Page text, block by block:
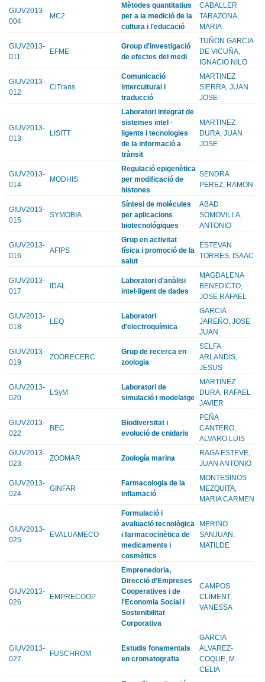
GIUV2013-
004
MC2
Mètodes quantitatius
per a la medició de la
cultura i l'educació
CABALLER
TARAZONA,
MARIA
GIUV2013-
011
EFME
Group d'investigació
de efectes del medi
TUÑON GARCIA
DE VICUÑA,
IGNACIO NILO
GIUV2013-
012
CiTrans
Comunicació
intercultural i
traducció
MARTINEZ
SIERRA, JUAN
JOSE
GIUV2013-
013
LISITT
Laboratori integrat de
sistemes intel ·
ligents i tecnologies
de la informació a
trànsit
MARTINEZ
DURA, JUAN
JOSE
GIUV2013-
014
MODHIS
Regulació epigenètica
per modificació de
histones
SENDRA
PEREZ, RAMON
GIUV2013-
015
SYMOBIA
Síntesi de molècules
per aplicacions
biotecnológiques
ABAD
SOMOVILLA,
ANTONIO
GIUV2013-
016
AFIPS
Grup en activitat
física i promoció de la
salut
ESTEVAN
TORRES, ISAAC
GIUV2013-
017
IDAL
Laboratori d'anàlisi
intel·ligent de dades
MAGDALENA
BENEDICTO,
JOSE RAFAEL
GIUV2013-
018
LEQ
Laboratori
d'electroquímica
GARCIA
JAREÑO, JOSE
JUAN
GIUV2013-
019
ZOORECERC
Grup de recerca en
zoologia
SELFA
ARLANDIS,
JESUS
GIUV2013-
020
LSyM
Laboratori de
simulació i modelatge
MARTINEZ
DURA, RAFAEL
JAVIER
GIUV2013-
022
BEC
Biodiversitat i
evolució de cnidaris
PEÑA
CANTERO,
ALVARO LUIS
GIUV2013-
023
ZOOMAR Zoología marina
RAGA ESTEVE,
JUAN ANTONIO
GIUV2013-
024
GINFAR
Farmacologia de la
inflamació
MONTESINOS
MEZQUITA,
MARIA CARMEN
GIUV2013-
025
EVALUAMECO
Formulació i
avaluació tecnològica
i farmacocinètica de
medicaments i
cosmètics
MERINO
SANJUAN,
MATILDE
GIUV2013-
026
EMPRECOOP
Emprenedoria,
Direcció d'Empreses
Cooperatives i de
l'Economia Social i
Sostenibilitat
Corporativa
CAMPOS
CLIMENT,
VANESSA
GIUV2013-
027
FUSCHROM
Estudis fonamentals
en cromatografia
GARCIA
ALVAREZ-
COQUE, M
CELIA